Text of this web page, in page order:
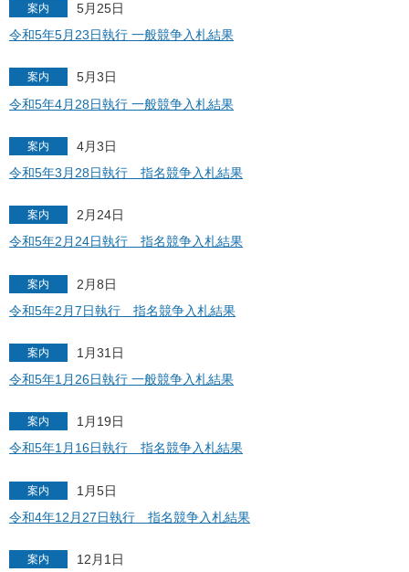
案内
5月25日
令和5年5月23日執行 一般競争入札結果
案内
5月3日
令和5年4月28日執行 一般競争入札結果
案内
4月3日
令和5年3月28日執行 指名競争入札結果
案内
2月24日
令和5年2月24日執行 指名競争入札結果
案内
2月8日
令和5年2月7日執行 指名競争入札結果
案内
1月31日
令和5年1月26日執行 一般競争入札結果
案内
1月19日
令和5年1月16日執行 指名競争入札結果
案内
1月5日
令和4年12月27日執行 指名競争入札結果
案内
12月1日